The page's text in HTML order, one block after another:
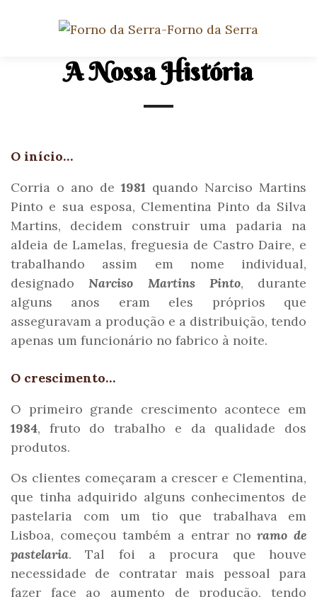
A Nossa História
O início…
Corria o ano de 1981 quando Narciso Martins
Pinto e sua esposa, Clementina Pinto da Silva
Martins, decidem construir uma padaria na
aldeia de Lamelas, freguesia de Castro Daire, e
trabalhando assim em nome individual,
designadoNarciso Martins Pinto, durante
alguns anos eram eles próprios que
asseguravam a produção e a distribuição, tendo
apenas um funcionário no fabrico à noite.
O crescimento…
O primeiro grande crescimento acontece em
1984, fruto do trabalho e da qualidade dos
produtos.
Os clientes começaram a crescer e Clementina,
que tinha adquirido alguns conhecimentos de
pastelaria com um tio que trabalhava em
Lisboa, começou também a entrar noramo de
pastelaria. Tal foi a procura que houve
necessidade de contratar mais pessoal para
fazer face ao aumento de produção, tendo